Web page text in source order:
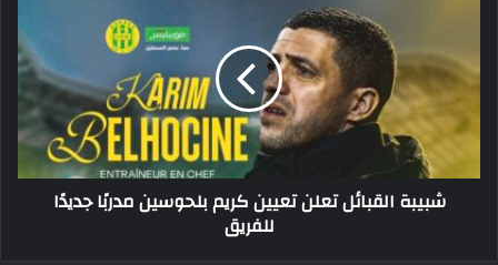
تعيين
كريم
مدربًا
للفريق
شبيبة القبائل تعلن تعيين كريم بلحوسين مدربًا جديدًا
للفريق